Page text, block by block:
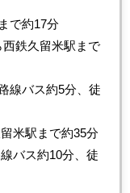
で約17分
西鉄久留米駅まで
線バス約5分、徒
米駅まで約35分
バス約10分、徒